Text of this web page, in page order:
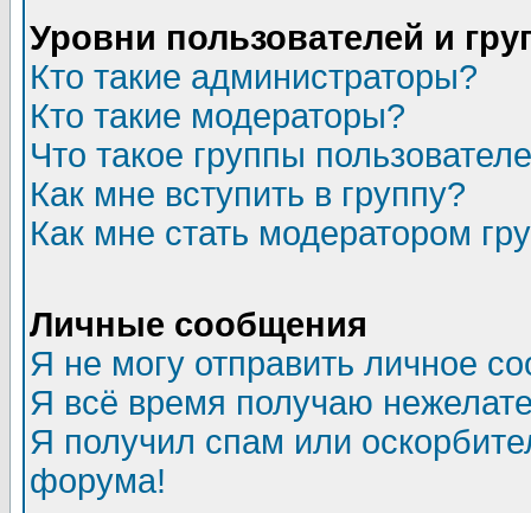
Уровни пользователей и
Кто такие администраторы?
Кто такие модераторы?
Что такое группы
Как мне вступить в группу?
Как мне стать модератором
Личные сообщения
Я не могу отправить личное
Я всё время получаю
Я получил спам или
форума!